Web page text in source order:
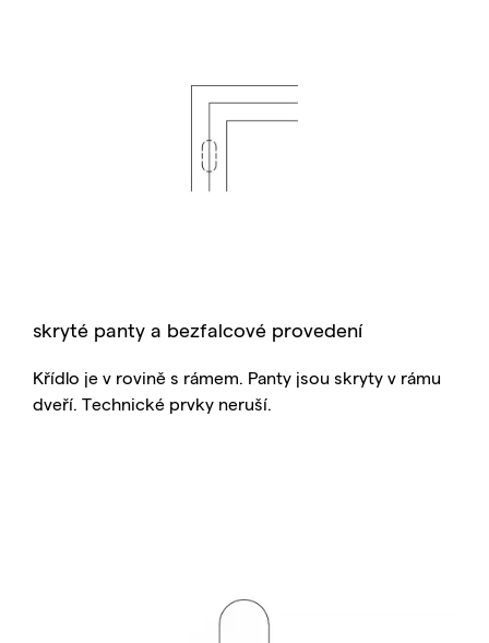
skryté panty a bezfalcové provedení
Křídlo je v rovině s rámem. Panty jsou skryty v rámu
dveří. Technické prvky neruší.